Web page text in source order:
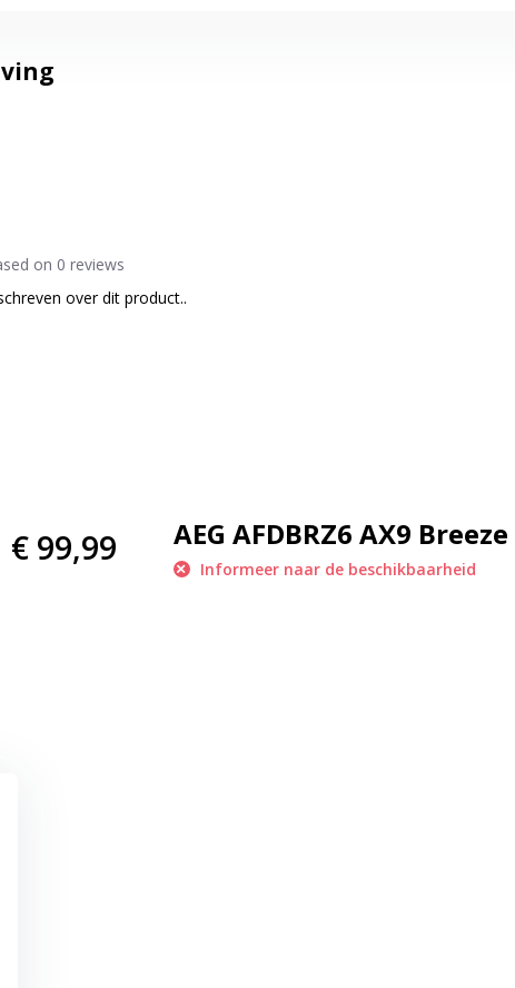
on 0 reviews
over dit product..
€ 99,99 AEG AFDBRZ6 AX9
Informeer naar de beschikbaarheid